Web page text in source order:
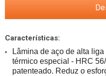
Características:
Lâmina de aço de alta
térmico especial - HRC
patenteado. Reduz o